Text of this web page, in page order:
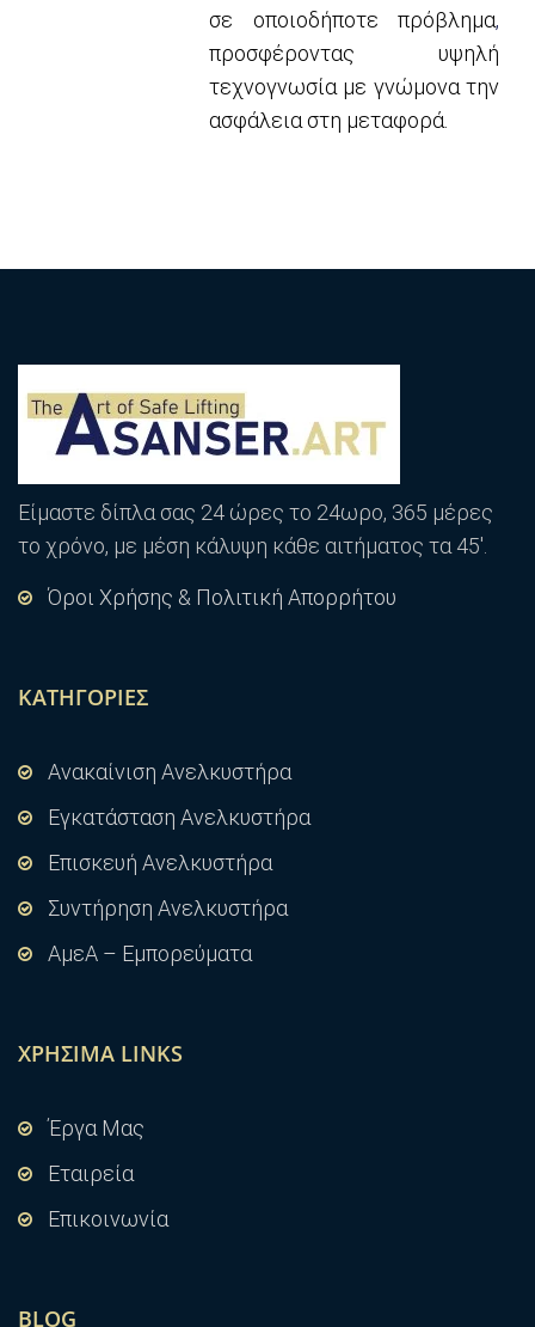
σε οποιοδήποτε πρόβλημα,
προσφέροντας υψηλή
τεχνογνωσία με γνώμονα την
ασφάλεια στη μεταφορά.
Είμαστε δίπλα σας 24 ώρες το 24ωρο, 365 μέρες
το χρόνο, με μέση κάλυψη κάθε αιτήματος τα 45′.
Όροι Χρήσης & Πολιτική Απορρήτου
ΚΑΤΗΓΟΡΊΕΣ
Ανακαίνιση Ανελκυστήρα
Εγκατάσταση Ανελκυστήρα
Επισκευή Ανελκυστήρα
Συντήρηση Ανελκυστήρα
ΑμεΑ – Εμπορεύματα
ΧΡΉΣΙΜΑ LINKS
Έργα Μας
Εταιρεία
Επικοινωνία
BLOG